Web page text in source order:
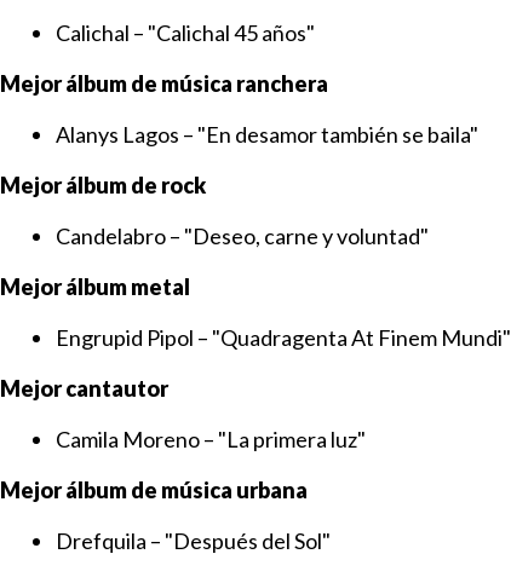
Calichal – "Calichal 45 años"
Mejor álbum de música ranchera
Alanys Lagos – "En desamor también se baila"
Mejor álbum de rock
Candelabro – "Deseo, carne y voluntad"
Mejor álbum metal
Engrupid Pipol – "Quadragenta At Finem Mundi"
Mejor cantautor
Camila Moreno – "La primera luz"
Mejor álbum de música urbana
Drefquila – "Después del Sol"